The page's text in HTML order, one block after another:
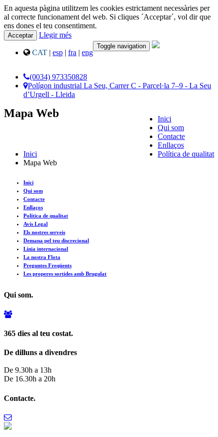
En aquesta pàgina utilitzem les cookies estrictament necessàries per
al correcte funcionament del web. Si cliques ´Acceptar´, vol dir que
ens dones el teu consentiment.
Acceptar Llegir més
CAT | esp | fra | eng
(0034) 973350828
Polígon industrial La Seu, Carrer C - Parcel·la 7–9 - La Seu
d’Urgell - Lleida
Toggle navigation
Inici
Qui som
Contacte
Enllaços
Política de qualitat
Mapa Web
Inici
Mapa Web
Inici
Qui som
Contacte
Enllaços
Política de qualitat
Avís Legal
Els nostres serveis
Demana pel teu discrecional
Línia internacional
La nostra Flota
Preguntes Freqüents
Les properes sortides amb Brugulat
Qui som.
365 dies al teu costat.
De dilluns a divendres
De 9.30h a 13h
De 16.30h a 20h
Contacte.